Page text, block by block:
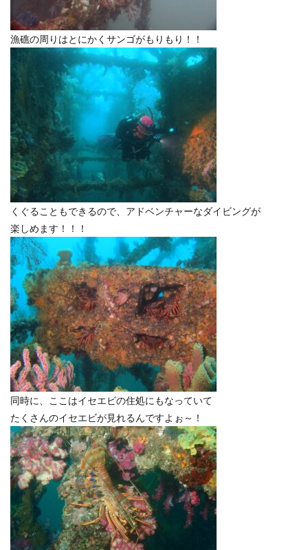
漁礁の周りはとにかくサンゴがもりもり！！
くぐることもできるので、アドベンチャーなダイビングが
楽しめます！！！
同時に、ここはイセエビの住処にもなっていて
たくさんのイセエビが見れるんですよぉ～！